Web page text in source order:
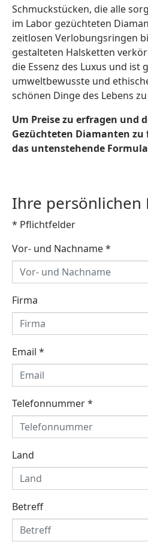
Schmuckstücken, die alle
im Labor gezüchteten
zeitlosen Verlobungsringen
gestalteten Halsketten
die Essenz des Luxus und ist
umweltbewusste und
schönen Dinge des Lebens
Um Preise zu erfragen und
Gezüchteten Diamanten
das untenstehende
Ihre persönlichen
* Pflichtfelder
Vor- und Nachname*
Firma
Email *
Telefonnummer*
Land
Betreff